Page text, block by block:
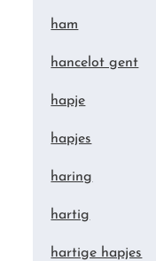
ham
hancelot gent
hapje
hapjes
haring
hartig
hartige hapjes